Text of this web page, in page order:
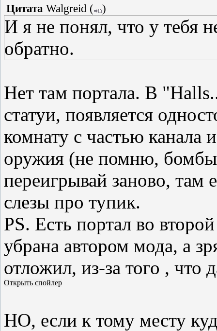
Цитата Walgreid ( )
И я не понял, что у тебя
обратно.
Нет там портала. В
статуи, появляется
комнату с частью канала
оружия (не помню, бомбы
переигрывай заново, там
слезы про тупик.
PS. Есть портал во
убрана автором мода, а
отложил, из-за того , что
НО, если к тому месту